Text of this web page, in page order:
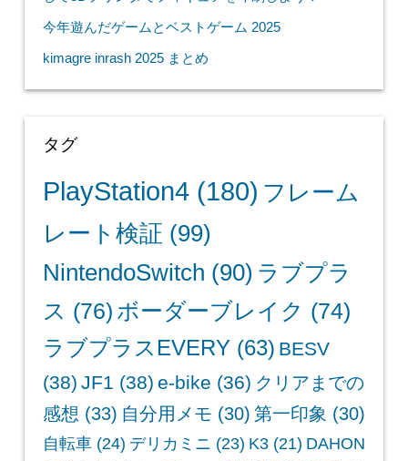
今年遊んだゲームとベストゲーム 2025
kimagre inrash 2025 まとめ
タグ
PlayStation4(180) フレーム
レート検証 (99)
NintendoSwitch (90) ラブプラ
ス (76) ボーダーブレイク (74)
ラブプラスEVERY(63) BESV
(38) JF1 (38) e-bike (36) クリアまでの
感想 (33) 自分用メモ (30) 第一印象 (30)
自転車(24) デリカミニ (23) K3(21) DAHON